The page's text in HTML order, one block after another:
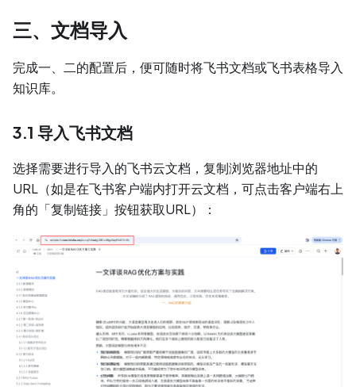
三、文档导入
完成一、二的配置后，便可随时将飞书文档或飞书表格导入
知识库。
3.1 导入飞书文档
选择需要进行导入的飞书云文档，复制浏览器地址中的
URL（如是在飞书客户端内打开云文档，可点击客户端右上
角的「复制链接」按钮获取URL）：